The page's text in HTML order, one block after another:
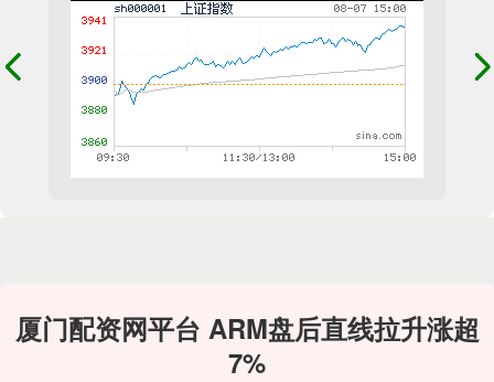
厦门配资网平台 ARM盘后直线拉升涨超
7%